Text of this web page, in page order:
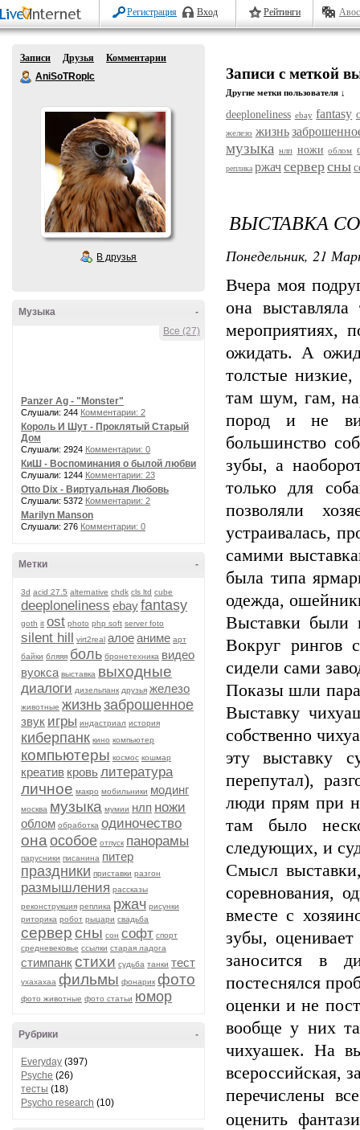
Регистрация Вход Рейтинги
Записи Друзья
Комментарии
AniSoTRopIc
В друзья
-
Музыка
Все (27)
Panzer Ag - "Monster"
Слушали: 244 Комментарии: 2
Король И Шут - Проклятый Старый
Дом
Слушали: 2924 Комментарии: 0
КиШ - Воспоминания о былой любви
Слушали: 1244 Комментарии: 23
Otto Dix - Виртуальная Любовь
Слушали: 5372 Комментарии: 2
Marilyn Manson
Слушали: 276 Комментарии: 0
-
Метки
3d acid 27.5 alternative chdk cls ltd cube
deeploneliness ebayfantasy
goth it ost photo php soft server foto
silent hill virt2real алоеаниме арт
байки бляяя боль бронетехника видео
вуокса выставка выходные
диалоги дизельпанк друзья железо
животные жизньзаброшенное
звук игры индастриал история
киберпанк кино компьютер
компьютеры космос кошмар
креатив кровьлитература
личное макро мобильники модинг
москва музыка мумии нлп ножи
облом обработка одиночество
она особое отпуск панорамы
парусники писанина питер
праздники приставки разгон
размышления рассказы
реконструкция реплика ржач рисунки
риторика робот рыцари свадьба
серверсны сон софт спорт
средневековье ссылки старая ладога
стимпанкстихи судьба танки тест
ухахахаа фильмы фонарик фото
фото животные фото статьи юмор
-
Рубрики
Everyday (397)
Psyche (26)
тесты (18)
Psycho research (10)
Записи с меткой
Другие метки пользователя ↓
deeploneliness ebay fantasy
железо жизнь
музыка нлп ножи облом
реплика ржачсерверсны
ВЫСТАВКА
Понедельник, 21
Вчера моя
она
мероприятиях,
ожидать. А
толстые
там шум, гам,
пород и не
большинство
зубы, а
только для
позволяли
устраивалась,
самими
была типа
одежда,
Выставки были
Вокруг рингов
сидели сами
Показы шли
Выставку
собственно
эту выставку
перепутал),
люди прям при
там было
следующих, и
Смысл
соревнования,
вместе с
зубы,
заносится в
постеснялся
оценки и не
вообще у них
чихуашек. На
всероссийская,
перечислены
оценить